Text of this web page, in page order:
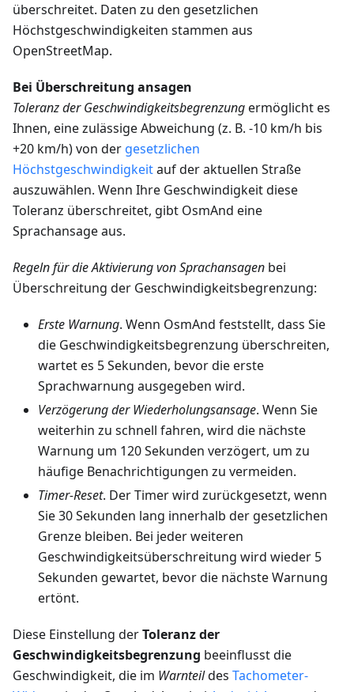
überschreitet. Daten zu den gesetzlichen
Höchstgeschwindigkeiten stammen aus
OpenStreetMap.
Bei Überschreitung ansagen
Toleranz der Geschwindigkeitsbegrenzungermöglicht es
Ihnen, eine zulässige Abweichung (z. B. -10 km/h bis
+20 km/h) von der gesetzlichen
Höchstgeschwindigkeitauf der aktuellen Straße
auszuwählen. Wenn Ihre Geschwindigkeit diese
Toleranz überschreitet, gibt OsmAnd eine
Sprachansage aus.
Regeln für die Aktivierung von Sprachansagen bei
Überschreitung der Geschwindigkeitsbegrenzung:
Erste Warnung. Wenn OsmAnd feststellt, dass Sie
die Geschwindigkeitsbegrenzung überschreiten,
wartet es 5 Sekunden, bevor die erste
Sprachwarnung ausgegeben wird.
Verzögerung der Wiederholungsansage. Wenn Sie
weiterhin zu schnell fahren, wird die nächste
Warnung um 120 Sekunden verzögert, um zu
häufige Benachrichtigungen zu vermeiden.
Timer-Reset. Der Timer wird zurückgesetzt, wenn
Sie 30 Sekunden lang innerhalb der gesetzlichen
Grenze bleiben. Bei jeder weiteren
Geschwindigkeitsüberschreitung wird wieder 5
Sekunden gewartet, bevor die nächste Warnung
ertönt.
Diese Einstellung derToleranz der
Geschwindigkeitsbegrenzung beeinflusst die
Geschwindigkeit, die im Warnteildes Tachometer-